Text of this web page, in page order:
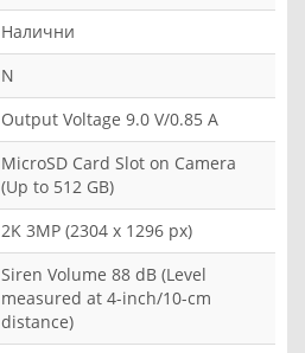
Налични
N
Output Voltage 9.0 V/0.85 A
MicroSD Card Slot on Camera
(Up to 512 GB)
2K 3MP (2304 x 1296 px)
Siren Volume 88 dB (Level
measured at 4-inch/10-cm
distance)